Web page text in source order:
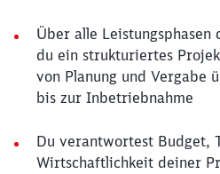
Über alle
du ein strukturiertes
von Planung und Vergabe
bis zur Inbetriebnahme
Du verantwortest Budget,
Wirtschaftlichkeit deiner